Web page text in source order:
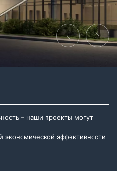
– наши проекты могут
экономической эффективности